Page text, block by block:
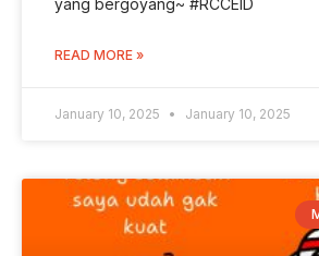
yang bergoyang~ #RCCEID
READ MORE »
January 10, 2025 January 10, 2025